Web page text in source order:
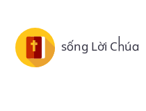
sống Lời Chúa